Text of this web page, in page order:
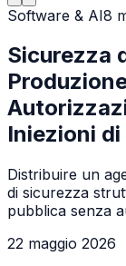
Software & AI8
Sicurezza
Iniezioni
Distribuire un
di sicurezza
pubblica senza
22 maggio 2026